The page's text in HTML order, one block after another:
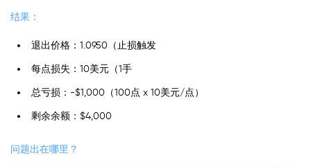
结果：
退出价格：1.0950（止损触发
每点损失：10美元（1手
总亏损：-$1,000（100点 x 10美元/点）
剩余余额：$4,000
问题出在哪里？